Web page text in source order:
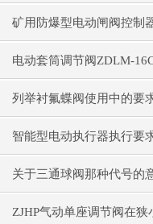
精度
矿用防爆型电动闸阀控制
方法
电动套筒调节阀ZDLM-
连接与控制系统
列举衬氟蝶阀使用中的要
智能型电动执行器执行要
几个呢？
关于三通球阀那种代号的
ZJHP气动单座调节阀在狭